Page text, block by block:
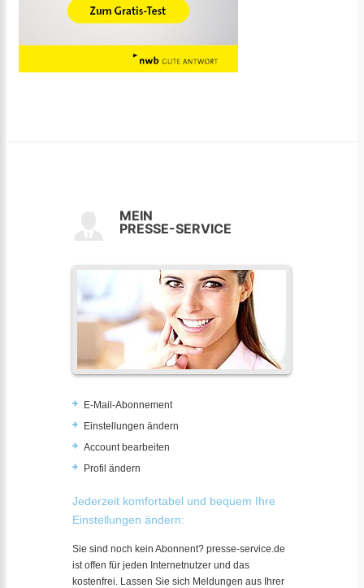
MEIN
PRESSE-SERVICE
E-Mail-Abonnement
Einstellungen ändern
Account bearbeiten
Profil ändern
Jederzeit komfortabel und bequem Ihre
Einstellungen ändern:
Sie sind noch kein Abonnent? presse-service.de
ist offen für jeden Internetnutzer und das
kostenfrei. Lassen Sie sich Meldungen aus Ihrer